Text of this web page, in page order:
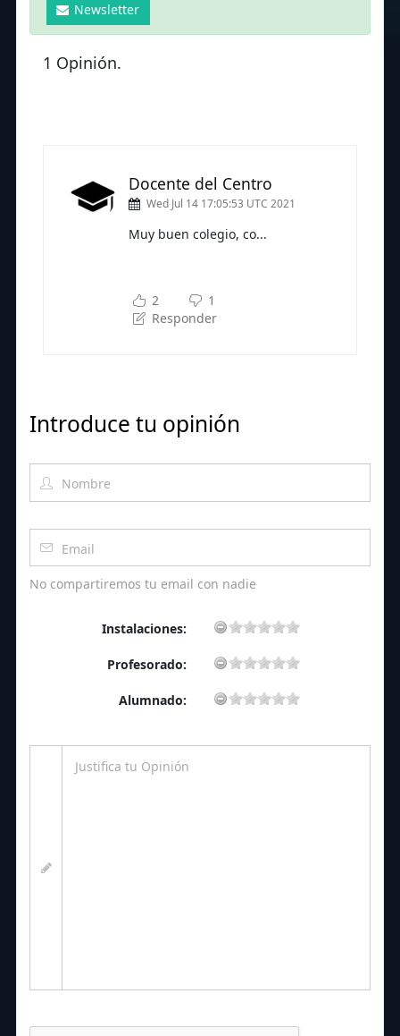
Newsletter
1 Opinión.
Docente del Centro
Wed Jul 14 17:05:53 UTC 2021
Muy buen colegio, co...
2
1
Responder
Introduce tu opinión
No compartiremos tu email con nadie
Instalaciones:
Profesorado:
Alumnado: